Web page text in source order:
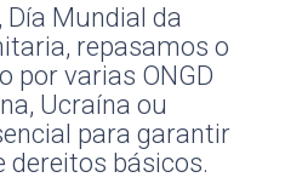
Día Mundial da
repasamos o
por varias ONGD
Ucraína ou
para garantir
dereitos básicos.